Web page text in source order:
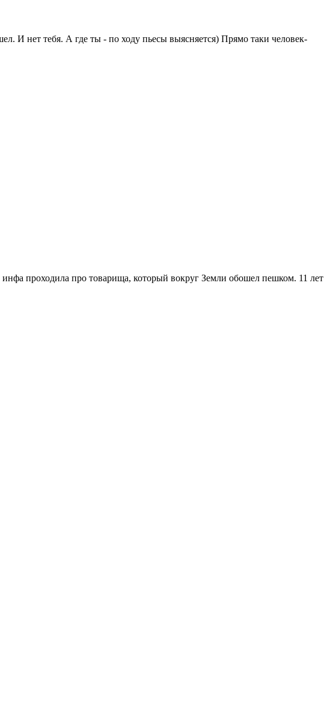
И нет тебя. А где ты - по ходу пьесы выясняется) Прямо таки человек-
инфа проходила про товарища, который вокруг Земли обошел пешком. 11 лет